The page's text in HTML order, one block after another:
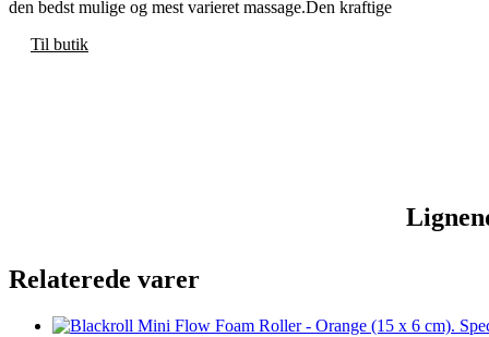
den bedst mulige og mest varieret massage.Den kraftige
Til butik
Relaterede varer